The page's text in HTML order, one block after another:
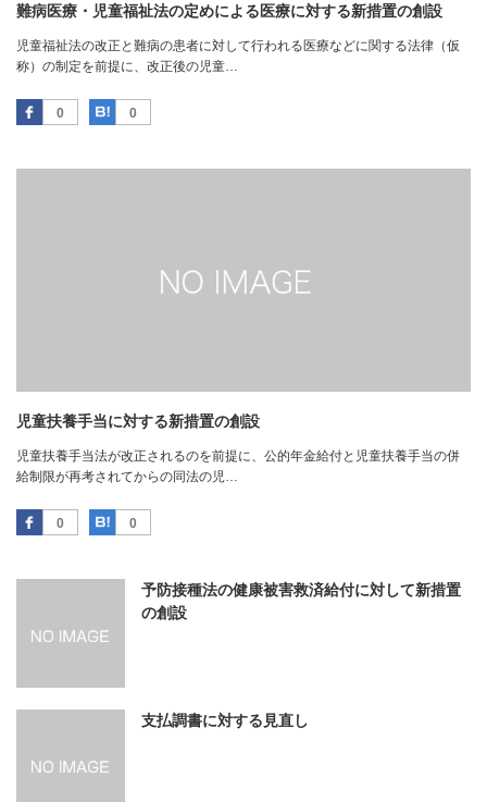
難病医療・児童福祉法の定めによる医療に対する新措置の創設
児童福祉法の改正と難病の患者に対して行われる医療などに関する法律（仮
称）の制定を前提に、改正後の児童…
0
Facebook 0
はてなブックマーク
児童扶養手当に対する新措置の創設
児童扶養手当法が改正されるのを前提に、公的年金給付と児童扶養手当の併
給制限が再考されてからの同法の児…
0
Facebook 0
はてなブックマーク
予防接種法の健康被害救済給付に対して新措置
の創設
支払調書に対する見直し